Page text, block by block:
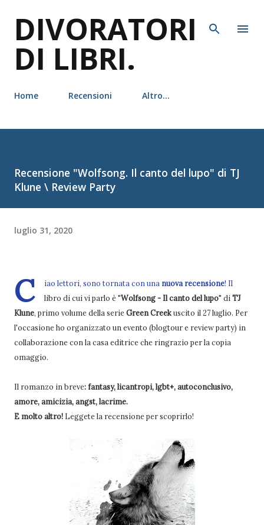
DIVORATORI
DI LIBRI.
Home Recensioni Altro…
Recensione "Wolfsong. Il canto del lupo" di TJ
Klune \ Review Party
luglio 31, 2020
C iao lettori, sono tornata con una nuova recensione! Il
libro di cui vi parlo è "Wolfsong - Il canto del lupo" di TJ
Klune, primo volume della serieGreen Creekuscito il 27 luglio. Per
l'occasione ho organizzato un evento (blogtour e review party) in
collaborazione con la casa editrice che ringrazio per la copia
omaggio.
Il romanzo in breve: fantasy, licantropi, lgbt+, autoconclusivo,
amore, amicizia, angst, lacrime.
E molto altro! Leggete la recensione per scoprirlo!